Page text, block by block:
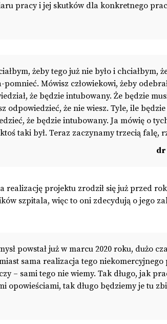
pracy i jej skutków dla konkretnego
żeby tego już nie było i chciałbym,
pomnieć. Mówisz człowiekowi, żeby
że będzie intubowany. Że będzie
odpowiedzieć, że nie wiesz. Tyle, ile
że będzie intubowany. Ja mówię o
taki był. Teraz zaczynamy trzecią falę,
dr
realizację projektu zrodził się już przed
szpitala, więc to oni zdecydują o jego
powstał już w marcu 2020 roku, dużo
sama realizacja tego
– sami tego nie wiemy. Tak długo, jak
opowieściami, tak długo będziemy je tu